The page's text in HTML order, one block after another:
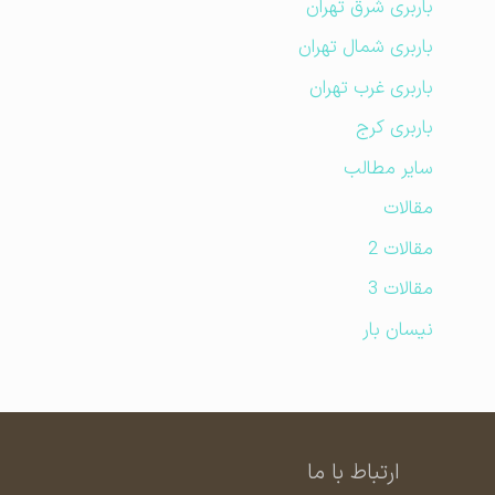
باربری شرق تهران
باربری شمال تهران
باربری غرب تهران
باربری کرج
سایر مطالب
مقالات
مقالات 2
مقالات 3
نیسان بار
ارتباط با ما